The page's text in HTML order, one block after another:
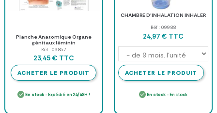
Planche Anatomique Organe
génitaux féminin
Réf : 09857
23,45 € TTC
ACHETER LE PRODUIT
En stock- Expédié en 24/48H !
CHAMBRE D'INHALATION INHALER
Réf : 09988
24,97 € TTC
ACHETER LE PRODUIT
En stock - En stock